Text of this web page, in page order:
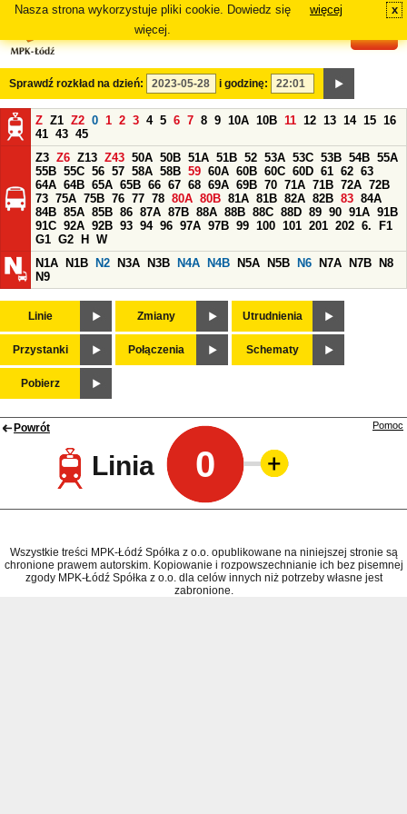
Nasza strona wykorzystuje pliki cookie. Dowiedz się
więcej.
więcej x
Sprawdź rozkład na dzień: i godzinę:
Z Z1 Z2 0 1 2 3 4 5 6 7 8 9 10A 10B 11 12 13 14 15 16
41 43 45
Z3 Z6 Z13 Z43 50A 50B 51A 51B 52 53A 53C 53B 54B 55A
55B 55C 56 57 58A 58B 59 60A 60B 60C 60D 61 62 63
64A 64B 65A 65B 66 67 68 69A 69B 70 71A 71B 72A 72B
73 75A 75B 76 77 78 80A 80B 81A 81B 82A 82B 83 84A
84B 85A 85B 86 87A 87B 88A 88B 88C 88D 89 90 91A 91B
91C 92A 92B 93 94 96 97A 97B 99 100 101 201 202 6.
F1
G1 G2 H
W
N1A
N1B N2 N3A N3B N4A N4B N5A N5B N6 N7A N7B
N8
N9
Linie Zmiany Utrudnienia
Przystanki Połączenia Schematy
Pobierz
Powrót
Linia 0
Pomoc
Wszystkie treści MPK-Łódź Spółka z o.o. opublikowane na niniejszej stronie są
chronione prawem autorskim. Kopiowanie i rozpowszechnianie ich bez pisemnej
zgody MPK-Łódź Spółka z o.o. dla celów innych niż potrzeby własne jest
zabronione.